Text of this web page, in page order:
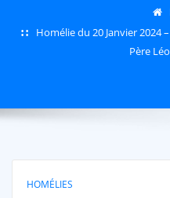
Homélie du 20 Janvier 2024
Père
HOMÉLIES